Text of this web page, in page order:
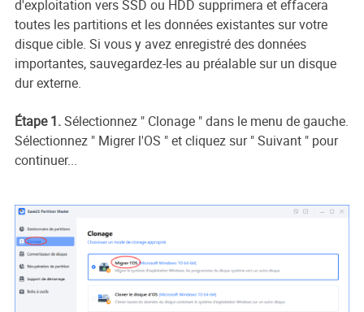
d'exploitation vers SSD ou HDD supprimera et effacera
toutes les partitions et les données existantes sur votre
disque cible. Si vous y avez enregistré des données
importantes, sauvegardez-les au préalable sur un disque
dur externe.
Étape 1.Sélectionnez " Clonage " dans le menu de gauche.
Sélectionnez " Migrer l'OS " et cliquez sur " Suivant " pour
continuer...